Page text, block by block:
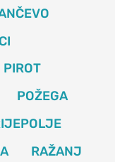
PIROT
POŽEGA
RAŽANJ